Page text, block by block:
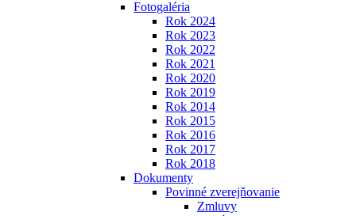
Fotogaléria
Rok 2024
Rok 2023
Rok 2022
Rok 2021
Rok 2020
Rok 2019
Rok 2014
Rok 2015
Rok 2016
Rok 2017
Rok 2018
Dokumenty
Povinné zverejňovanie
Zmluvy